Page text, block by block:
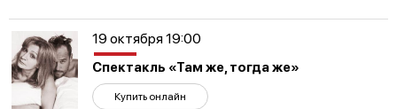
19 октября 19:00
Спектакль «Там же, тогда же»
Купить онлайн